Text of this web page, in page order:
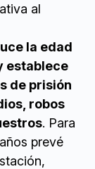
al
la edad
establece
de prisión
robos
. Para
prevé